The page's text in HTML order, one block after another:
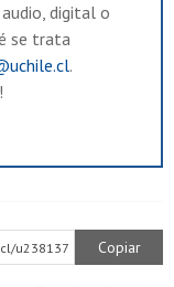
digital o
se trata
.
u238137 Copiar